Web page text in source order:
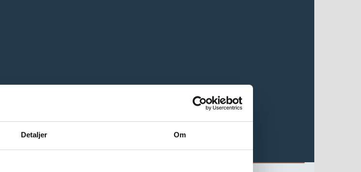
Detaljer Om